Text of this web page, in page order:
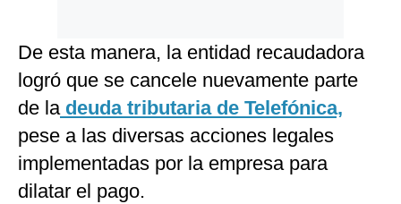
De esta manera, la entidad recaudadora
logró que se cancele nuevamente parte
de ladeuda tributaria de Telefónica,
pese a las diversas acciones legales
implementadas por la empresa para
dilatar el pago.